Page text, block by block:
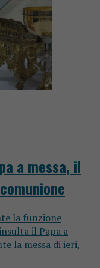
a messa, il
la funzione
il Papa a
la messa di ieri,